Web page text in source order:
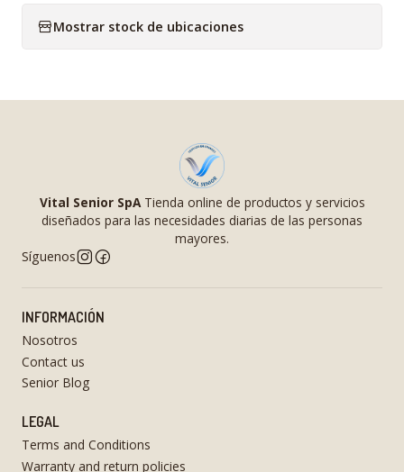
Mostrar stock de ubicaciones
Vital Senior SpATienda online de productos y servicios
diseñados para las necesidades diarias de las personas
mayores.
Síguenos
INFORMACIÓN
Nosotros
Contact us
Senior Blog
LEGAL
Terms and Conditions
Warranty and return policies